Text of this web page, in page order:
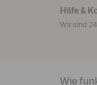
Hilfe &
Wir sind
Wie